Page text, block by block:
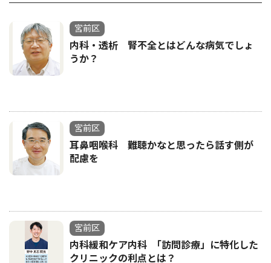
宮前区
内科・透析 腎不全とはどんな病気でしょ
うか？
宮前区
耳鼻咽喉科 難聴かなと思ったら話す側が
配慮を
宮前区
内科緩和ケア内科 ｢訪問診療」に特化した
クリニックの利点とは？